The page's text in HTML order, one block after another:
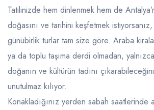
Tatilinizde hem dinlenmek hem de
doğasını ve tarihini keşfetmek
günübirlik turlar tam size göre. Araba
ya da toplu taşıma derdi olmadan,
doğanın ve kültürün tadını
unutulmaz kılıyor.
Konakladığınız yerden sabah saatlerinde